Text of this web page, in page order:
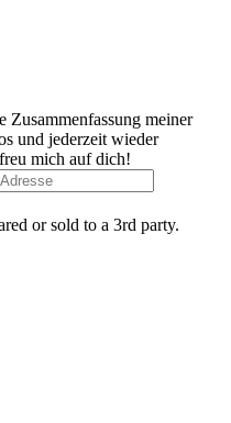
Zusammenfassung meiner
und jederzeit wieder
mich auf dich!
or sold to a 3rd party.